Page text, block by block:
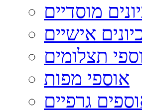
מוסדיים
אישיים
תצלומים
אוספי מפות
גרפיים